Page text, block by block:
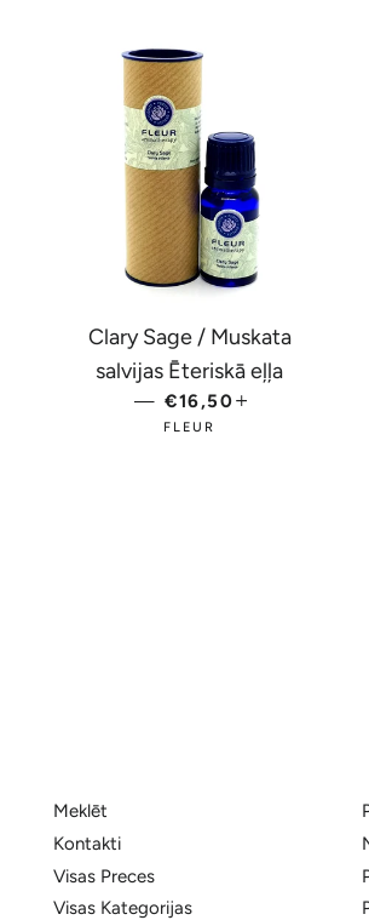
Clary Sage / Muskata
salvijas Ēteriskā eļļa
— PARASTĀ CENA
€16,50
FLEUR
Meklēt
Kontakti
Visas Preces
Visas Kategorijas